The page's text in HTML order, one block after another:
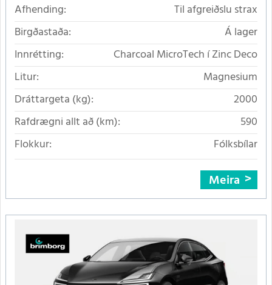
Afhending:
Til afgreiðslu strax
Birgðastaða:
Á lager
Innrétting:
Charcoal MicroTech í Zinc Deco
Litur:
Magnesium
Dráttargeta (kg):
2000
Rafdrægni allt að (km):
590
Flokkur:
Fólksbílar
Meira